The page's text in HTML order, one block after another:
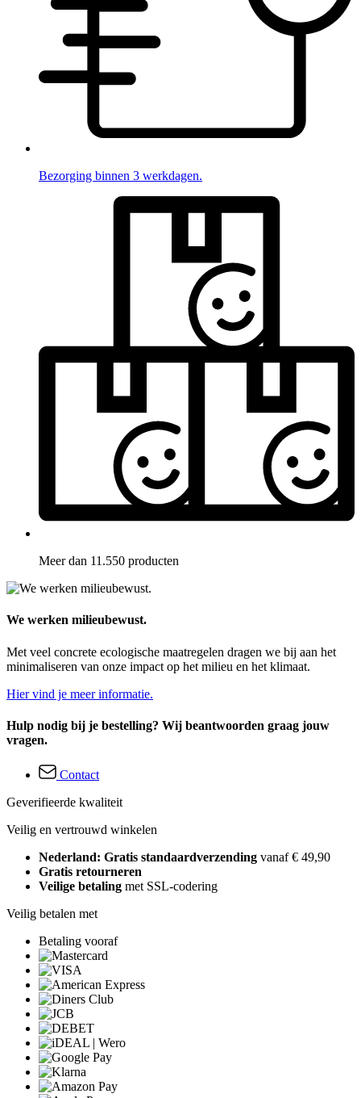
Bezorging binnen 3 werkdagen.
Meer dan 11.550 producten
We werken milieubewust.
Met veel concrete ecologische maatregelen dragen we bij aan het
minimaliseren van onze impact op het milieu en het klimaat.
Hier vind je meer informatie.
Hulp nodig bij je bestelling? Wij beantwoorden graag jouw
vragen.
Contact
Geverifieerde kwaliteit
Veilig en vertrouwd winkelen
Nederland: Gratis standaardverzending vanaf € 49,90
Gratis retourneren
Veilige betaling met SSL-codering
Veilig betalen met
Betaling vooraf